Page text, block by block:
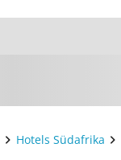
Hotels Südafrika